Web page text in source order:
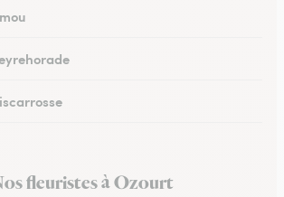
fleuristes à Ozourt